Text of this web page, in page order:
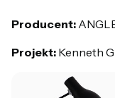
Producent:
Projekt: Kenneth